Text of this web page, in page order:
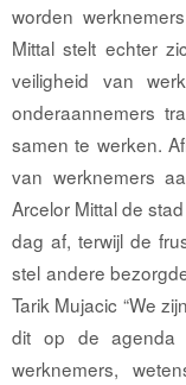
worden
Mittal stelt echter
veiligheid van
onderaannemers
samen te werken.
van werknemers
Arcelor Mittal de
dag af, terwijl de
stel andere
Tarik Mujacic “We
dit op de agenda
werknemers,